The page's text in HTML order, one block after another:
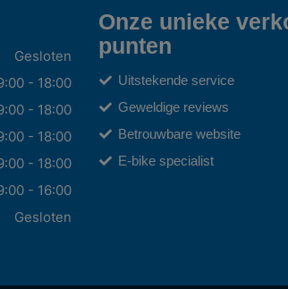
Gesloten
- 18:00
- 18:00
- 18:00
- 18:00
- 16:00
Gesloten
Onze unieke
punten
Uitstekende service
Geweldige reviews
Betrouwbare website
E-bike specialist